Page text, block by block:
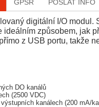
GPSR POSLAT INFO
digitální I/O
ideálním způsobem, jak
z USB portu, takže
DO kanálů
(2500 VDC)
kanálech (200 mA/